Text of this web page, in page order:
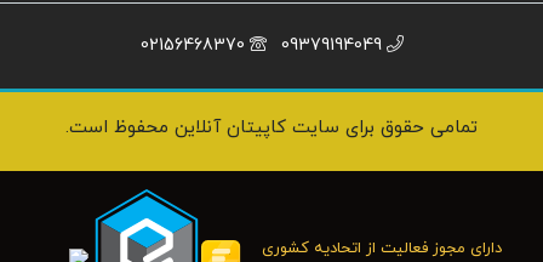
09379194049
02156468370
تمامی حقوق برای سایت کاپیتان آنلاین محفوظ است.
دارای مجوز فعالیت از اتحادیه کشوری